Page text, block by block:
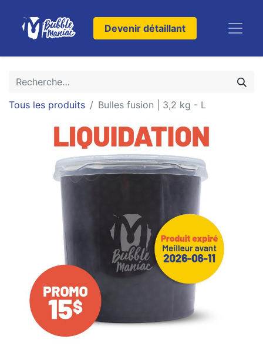
Devenir détaillant
Tous les produits Bulles fusion | 3,2 kg - L